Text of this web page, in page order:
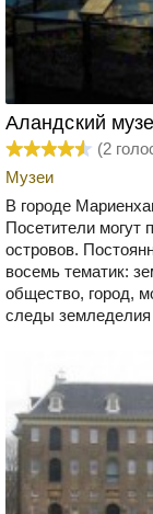
Аландский
(2
Музеи
В городе
Посетители могут
островов.
восемь тематик:
общество, город,
следы земледелия